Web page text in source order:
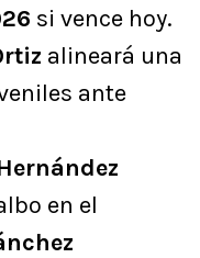
si vence hoy.
alineará una
ante
en el